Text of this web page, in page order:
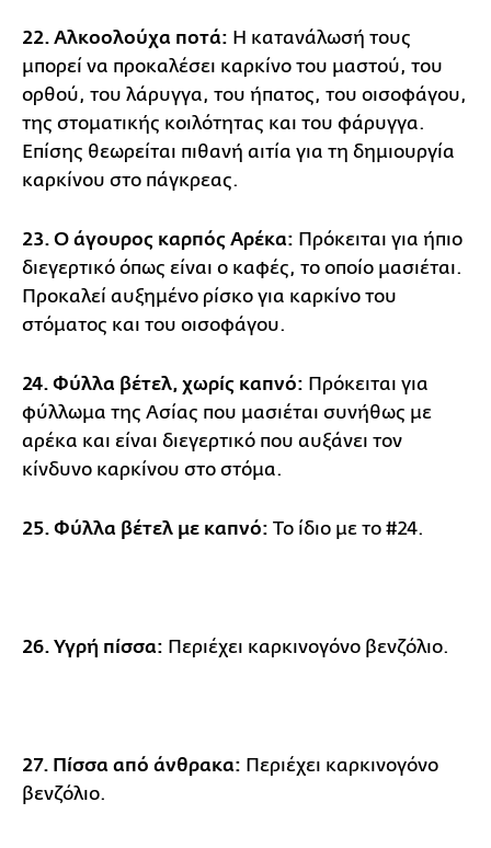
22. Αλκοολούχα ποτά: Η κατανάλωσή τους
μπορεί να προκαλέσει καρκίνο του μαστού, του
ορθού, του λάρυγγα, του ήπατος, του οισοφάγου,
της στοματικής κοιλότητας και του φάρυγγα.
Επίσης θεωρείται πιθανή αιτία για τη δημιουργία
καρκίνου στο πάγκρεας.
23. Ο άγουρος καρπός Αρέκα: Πρόκειται για ήπιο
διεγερτικό όπως είναι ο καφές, το οποίο μασιέται.
Προκαλεί αυξημένο ρίσκο για καρκίνο του
στόματος και του οισοφάγου.
24. Φύλλα βέτελ, χωρίς καπνό: Πρόκειται για
φύλλωμα της Ασίας που μασιέται συνήθως με
αρέκα και είναι διεγερτικό που αυξάνει τον
κίνδυνο καρκίνου στο στόμα.
25. Φύλλα βέτελ με καπνό: Το ίδιο με το #24.
26. Υγρή πίσσα: Περιέχει καρκινογόνο βενζόλιο.
27. Πίσσα από άνθρακα: Περιέχει καρκινογόνο
βενζόλιο.